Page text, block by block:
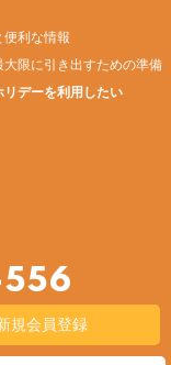
便利な情報
大限に引き出すための準備
リデーを利用したい
規会員登録